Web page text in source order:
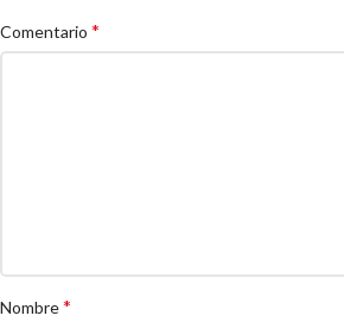
Comentario *
Nombre*